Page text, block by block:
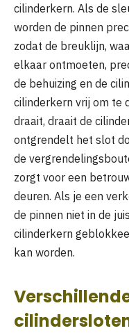
cilinderkern. Als de
worden de pinnen
zodat de breuklijn,
elkaar ontmoeten,
de behuizing en de
cilinderkern vrij om te
draait, draait de
ontgrendelt het slot
de
zorgt voor een
deuren. Als je een
de pinnen niet in de
cilinderkern
kan worden.